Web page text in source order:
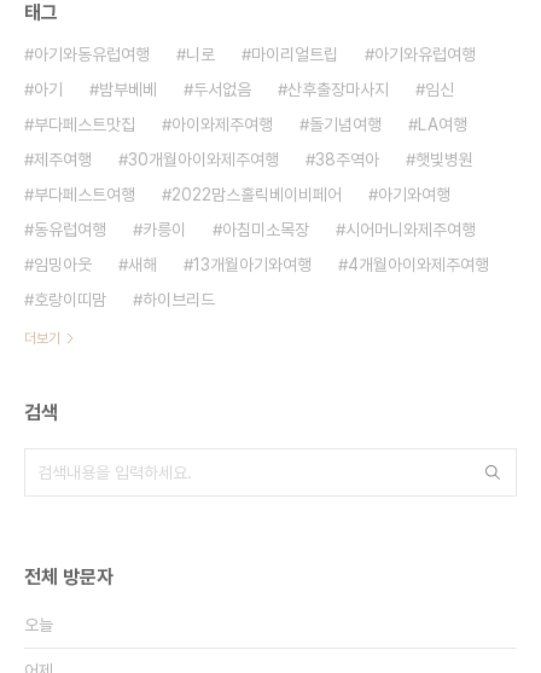
태그
아기와동유럽여행 니로 마이리얼트립
아기와유럽여행
아기
밤부베베 두서없음 산후출장마사지
임신
부다페스트맛집
아이와제주여행 돌기념여행
LA여행
제주여행
30개월아이와제주여행 38주역아
햇빛병원
부다페스트여행
2022맘스홀릭베이비페어
아기와여행
동유럽여행
카릉이 아침미소목장
시어머니와제주여행
임밍아웃
새해 13개월아기와여행
4개월아이와제주여행
호랑이띠맘
하이브리드
더보기
검색
전체 방문자
오늘